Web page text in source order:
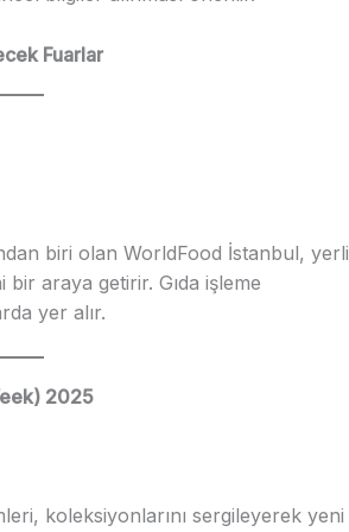
Fuarlar
biri olan WorldFood İstanbul, yerli
araya getirir. Gıda işleme
yer alır.
2025
koleksiyonlarını sergileyerek yeni